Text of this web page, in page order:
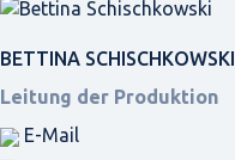
BETTINA SCHISCHKOWSKI
Leitung der Produktion
E-Mail